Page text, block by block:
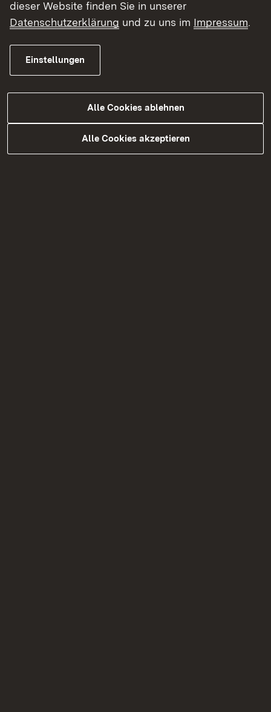
Fortbildungen Musik und
Unterrichtsmaterialien
Externer Link:
Startseite des ZSL
Externer Link:
Musik-Fachseite am ZSL
Externer Link:
dieser Website finden Sie in unserer
Datenschutzerklärung und zu uns im Impressum.
Einstellungen
Alle Cookies ablehnen
Alle Cookies akzeptieren